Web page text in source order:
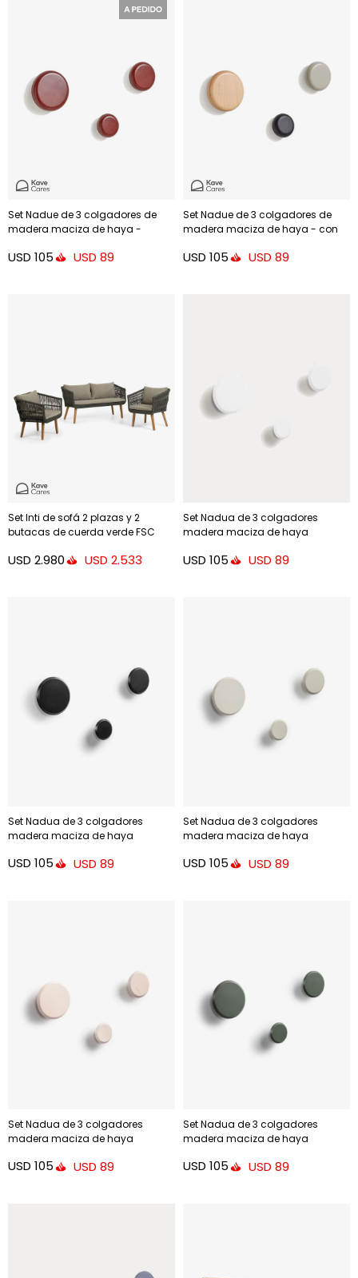
Set Nadue de 3 colgadores de
madera maciza de haya -
USD 105 USD 89
Set Nadue de 3 colgadores de
madera maciza de haya - con
USD 105 USD 89
Set Inti de sofá 2 plazas y 2
butacas de cuerda verde FSC
USD 2.980 USD 2.533
Set Nadua de 3 colgadores
madera maciza de haya
USD 105 USD 89
Set Nadua de 3 colgadores
madera maciza de haya
USD 105 USD 89
Set Nadua de 3 colgadores
madera maciza de haya
USD 105 USD 89
Set Nadua de 3 colgadores
madera maciza de haya
USD 105 USD 89
Set Nadua de 3 colgadores
madera maciza de haya
USD 105 USD 89